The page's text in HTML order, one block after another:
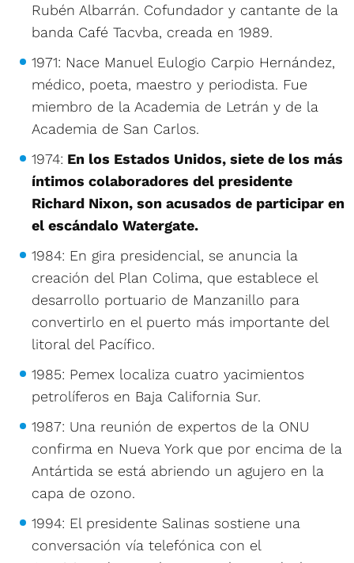
Rubén Albarrán. Cofundador y cantante de la
banda Café Tacvba, creada en 1989.
1971: Nace Manuel Eulogio Carpio Hernández,
médico, poeta, maestro y periodista. Fue
miembro de la Academia de Letrán y de la
Academia de San Carlos.
1974: En los Estados Unidos, siete de los más
íntimos colaboradores del presidente
Richard Nixon, son acusados de participar en
el escándalo Watergate.
1984: En gira presidencial, se anuncia la
creación del Plan Colima, que establece el
desarrollo portuario de Manzanillo para
convertirlo en el puerto más importante del
litoral del Pacífico.
1985: Pemex localiza cuatro yacimientos
petrolíferos en Baja California Sur.
1987: Una reunión de expertos de la ONU
confirma en Nueva York que por encima de la
Antártida se está abriendo un agujero en la
capa de ozono.
1994: El presidente Salinas sostiene una
conversación vía telefónica con el